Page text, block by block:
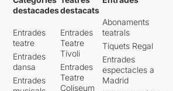
destacades
Entrades
teatre
Entrades
dansa
Entrades
destacats
Entrades
Teatre
Tívoli
Entrades
Teatre
Coliseum
Abonaments
teatrals
Tiquets Regal
Entrades
espectacles a
Madrid